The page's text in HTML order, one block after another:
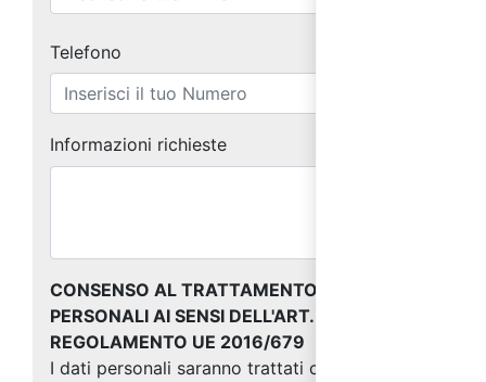
Telefono
Informazioni richieste
CONSENSO AL TRATTAMENTO DEI DATI
PERSONALI AI SENSI DELL'ART. 13 DEL
REGOLAMENTO UE 2016/679
I dati personali saranno trattati come indicato